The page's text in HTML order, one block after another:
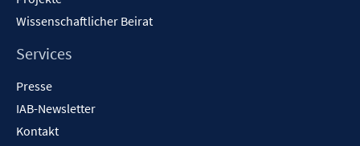
Wissenschaftlicher Beirat
Services
Presse
IAB-Newsletter
Kontakt